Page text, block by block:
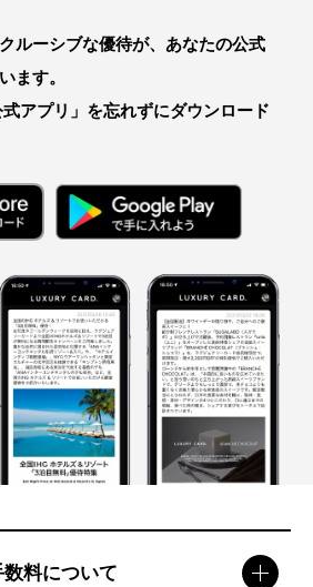
ルーシブな優待が、あなたの公式
ます。
式アプリ」を忘れずにダウンロード
料について